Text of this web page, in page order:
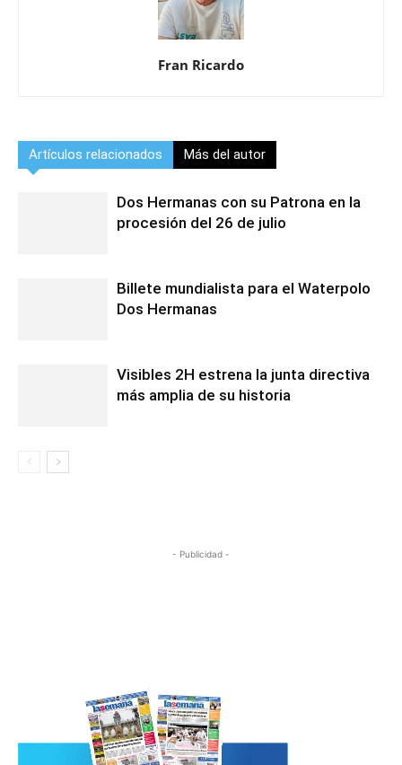
Fran Ricardo
Artículos relacionados Más del autor
Dos Hermanas con su Patrona en la
procesión del 26 de julio
Billete mundialista para el Waterpolo
Dos Hermanas
Visibles 2H estrena la junta directiva
más amplia de su historia
- Publicidad -